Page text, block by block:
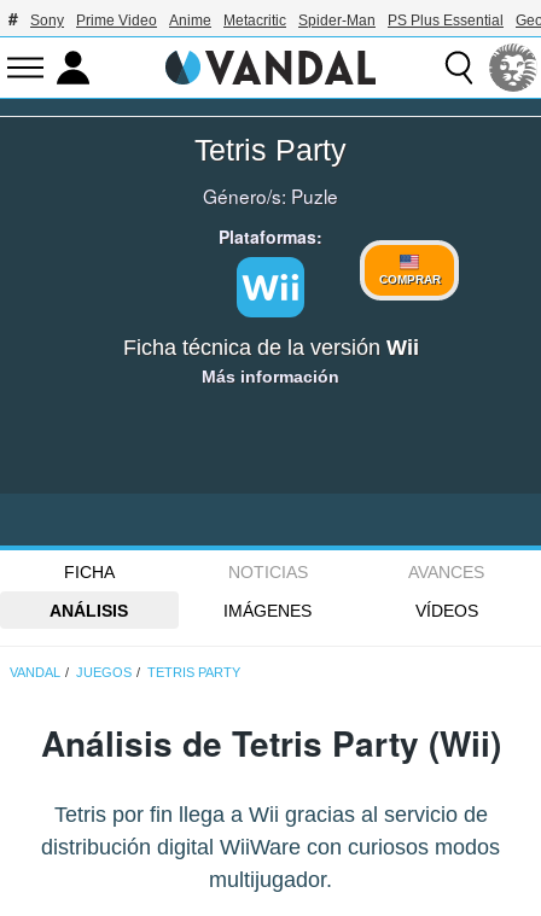
Sony Prime Video Anime Metacritic Spider-Man PS Plus Essential
Tetris Party
Género/s: Puzle
Plataformas:
COMPRAR
Ficha técnica de la versión Wii
Más información
FICHA NOTICIAS
AVANCES
ANÁLISIS
IMÁGENES VÍDEOS
VANDAL JUEGOS TETRIS PARTY
Análisis de Tetris Party (Wii)
Tetris por fin llega a Wii gracias al servicio de
distribución digital WiiWare con curiosos modos
multijugador.